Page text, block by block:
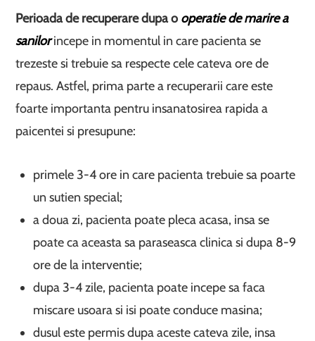
Perioada de recuperare dupa o operatie de marire a
sanilorincepe in momentul in care pacienta se
trezeste si trebuie sa respecte cele cateva ore de
repaus. Astfel, prima parte a recuperarii care este
foarte importanta pentru insanatosirea rapida a
paicentei si presupune:
primele 3-4 ore in care pacienta trebuie sa poarte
un sutien special;
a doua zi, pacienta poate pleca acasa, insa se
poate ca aceasta sa paraseasca clinica si dupa 8-9
ore de la interventie;
dupa 3-4 zile, pacienta poate incepe sa faca
miscare usoara si isi poate conduce masina;
dusul este permis dupa aceste cateva zile, insa